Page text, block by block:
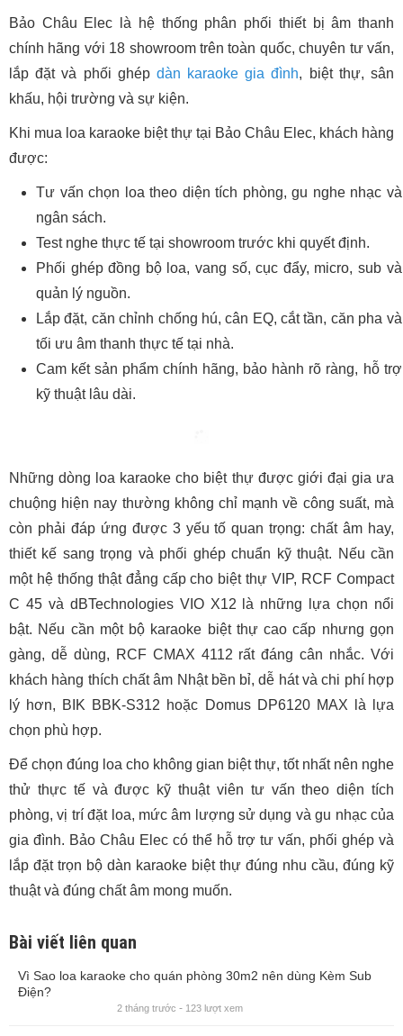
Bảo Châu Elec là hệ thống phân phối thiết bị âm thanh
chính hãng với 18 showroom trên toàn quốc, chuyên tư vấn,
lắp đặt và phối ghép dàn karaoke gia đình, biệt thự, sân
khấu, hội trường và sự kiện.
Khi mua loa karaoke biệt thự tại Bảo Châu Elec, khách hàng
được:
Tư vấn chọn loa theo diện tích phòng, gu nghe nhạc và
ngân sách.
Test nghe thực tế tại showroom trước khi quyết định.
Phối ghép đồng bộ loa, vang số, cục đẩy, micro, sub và
quản lý nguồn.
Lắp đặt, căn chỉnh chống hú, cân EQ, cắt tần, căn pha và
tối ưu âm thanh thực tế tại nhà.
Cam kết sản phẩm chính hãng, bảo hành rõ ràng, hỗ trợ
kỹ thuật lâu dài.
Những dòng loa karaoke cho biệt thự được giới đại gia ưa
chuộng hiện nay thường không chỉ mạnh về công suất, mà
còn phải đáp ứng được 3 yếu tố quan trọng: chất âm hay,
thiết kế sang trọng và phối ghép chuẩn kỹ thuật. Nếu cần
một hệ thống thật đẳng cấp cho biệt thự VIP, RCF Compact
C 45 và dBTechnologies VIO X12 là những lựa chọn nổi
bật. Nếu cần một bộ karaoke biệt thự cao cấp nhưng gọn
gàng, dễ dùng, RCF CMAX 4112 rất đáng cân nhắc. Với
khách hàng thích chất âm Nhật bền bỉ, dễ hát và chi phí hợp
lý hơn, BIK BBK-S312 hoặc Domus DP6120 MAX là lựa
chọn phù hợp.
Để chọn đúng loa cho không gian biệt thự, tốt nhất nên nghe
thử thực tế và được kỹ thuật viên tư vấn theo diện tích
phòng, vị trí đặt loa, mức âm lượng sử dụng và gu nhạc của
gia đình. Bảo Châu Elec có thể hỗ trợ tư vấn, phối ghép và
lắp đặt trọn bộ dàn karaoke biệt thự đúng nhu cầu, đúng kỹ
thuật và đúng chất âm mong muốn.
Bài viết liên quan
Vì Sao loa karaoke cho quán phòng
2 tháng trước -123 lượt xem